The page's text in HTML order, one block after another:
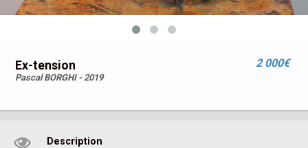
Ex-tension
Pascal BORGHI - 2019
2 000€
Description